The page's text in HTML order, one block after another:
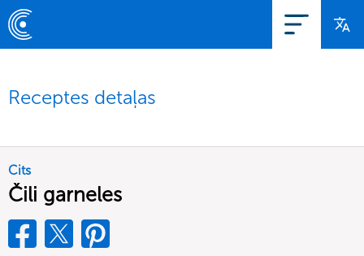
Receptes detaļas
Cits
Čili garneles